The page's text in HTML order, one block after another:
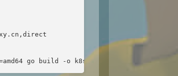
go build -o k8s-demo main.go